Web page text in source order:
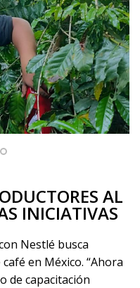
AL
INICIATIVAS
Nestlé busca
en México. “Ahora
de capacitación